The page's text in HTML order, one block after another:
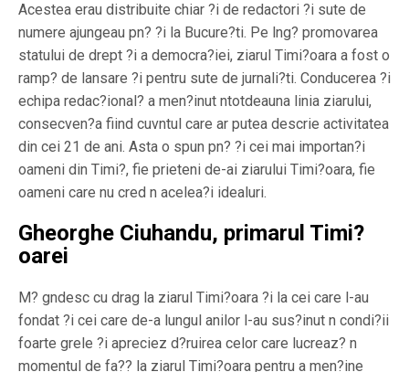
Acestea erau distribuite chiar ?i de redactori ?i sute de
numere ajungeau pn? ?i la Bucure?ti. Pe lng? promovarea
statului de drept ?i a democra?iei, ziarul Timi?oara a fost o
ramp? de lansare ?i pentru sute de jurnali?ti. Conducerea ?i
echipa redac?ional? a men?inut ntotdeauna linia ziarului,
consecven?a fiind cuvntul care ar putea descrie activitatea
din cei 21 de ani. Asta o spun pn? ?i cei mai importan?i
oameni din Timi?, fie prieteni de-ai ziarului Timi?oara, fie
oameni care nu cred n acelea?i idealuri.
Gheorghe Ciuhandu, primarul Timi?
oarei
M? gndesc cu drag la ziarul Timi?oara ?i la cei care l-au
fondat ?i cei care de-a lungul anilor l-au sus?inut n condi?ii
foarte grele ?i apreciez d?ruirea celor care lucreaz? n
momentul de fa?? la ziarul Timi?oara pentru a men?ine